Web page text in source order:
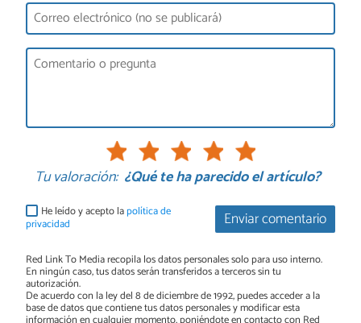
Tu valoración: ¿Qué te ha parecido el artículo?
Enviar comentario
He leído y acepto lapolítica de
privacidad
Red Link To Media recopila los datos personales solo para uso interno.
En ningún caso, tus datos serán transferidos a terceros sin tu
autorización.
De acuerdo con la ley del 8 de diciembre de 1992, puedes acceder a la
base de datos que contiene tus datos personales y modificar esta